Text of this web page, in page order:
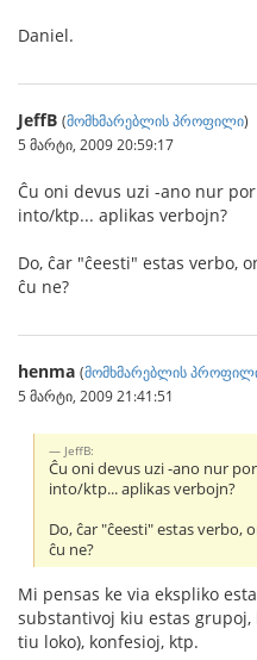
Daniel.
JeffB (მომხმარებლის პროფილი)
5 მარტი, 2009 20:59:17
Ĉu oni devus uzi -ano nur
into/ktp... aplikas verbojn?
Do, ĉar "ĉeesti" estas verbo,
ĉu ne?
henma (მომხმარებლის
5 მარტი, 2009 21:41:51
JeffB:
Ĉu oni devus uzi -ano nur
into/ktp... aplikas verbojn?
Do, ĉar "ĉeesti" estas verbo,
ĉu ne?
Mi pensas ke via ekspliko
substantivoj kiu estas
tiu loko), konfesioj, ktp.